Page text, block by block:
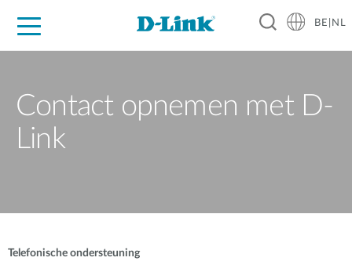
BE|NL
Contact opnemen met D-
Link
Telefonische ondersteuning